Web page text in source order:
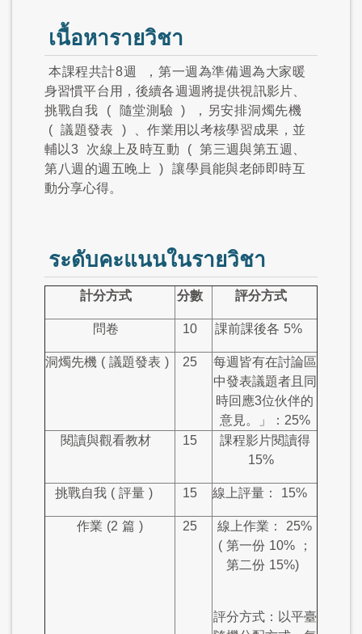
เนื้อหารายวิชา
本課程共計8週
，第一週為準備週為大家暖
身習慣平台用，後續各週週將提供視訊影片、
挑戰自我
( 隨堂測驗 )
，另安排洞燭先機
( 議題發表 )
、作業用以考核學習成果，並
輔以3
次線上及時互動 ( 第三週與第五週、
第八週的週五晚上
)
讓學員能與老師即時互
動分享心得。
ระดับคะแนนในรายวิชา
計分方式 分數 評分方式
問卷 10 課前課後各 5%
洞燭先機 ( 議題發表 ) 25
每週皆有在討論區
中發表議題者且同
時回應3位伙伴的
意見。」：25%
閱讀與觀看教材
15
課程影片閱讀得
15%
挑戰自我 ( 評量 ) 15 線上評量： 15%
作業 (2 篇 ) 25 線上作業：
25%
( 第一份 10%
；
第二份 15%)
評分方式：以平臺